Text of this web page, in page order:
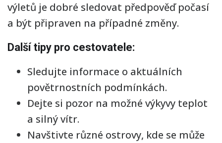
výletů je dobré sledovat předpověď počasí
a být připraven na případné změny.
Další tipy pro cestovatele:
Sledujte informace o aktuálních
povětrnostních podmínkách.
Dejte si pozor na možné výkyvy teplot
a silný vítr.
Navštivte různé ostrovy, kde se může